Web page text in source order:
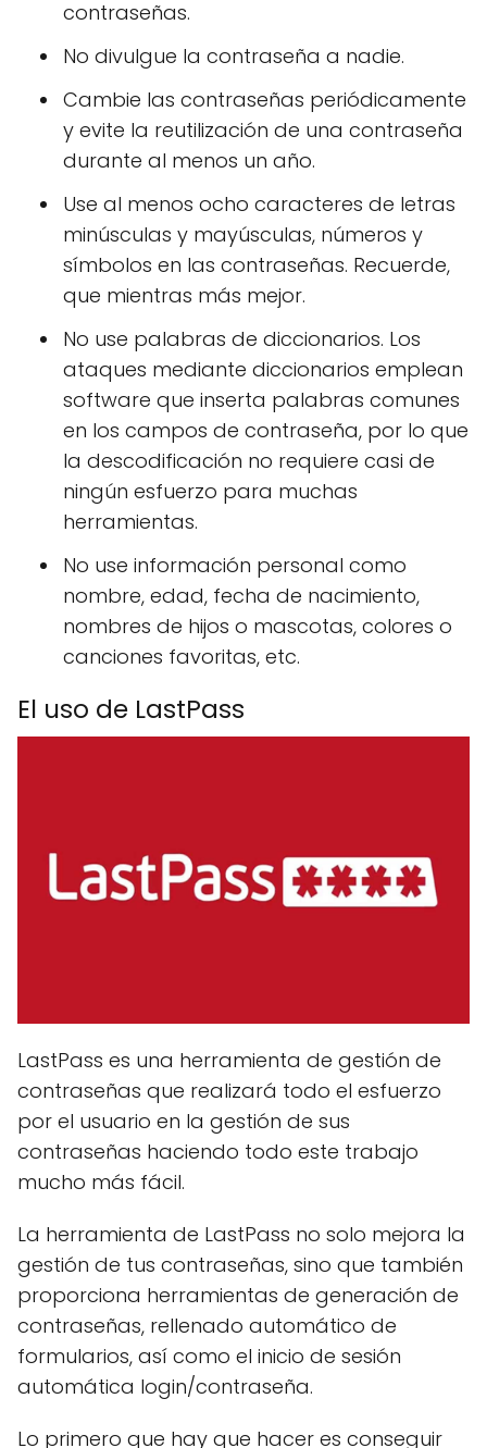
contraseñas.
No divulgue la contraseña a nadie.
Cambie las contraseñas periódicamente
y evite la reutilización de una contraseña
durante al menos un año.
Use al menos ocho caracteres de letras
minúsculas y mayúsculas, números y
símbolos en las contraseñas. Recuerde,
que mientras más mejor.
No use palabras de diccionarios. Los
ataques mediante diccionarios emplean
software que inserta palabras comunes
en los campos de contraseña, por lo que
la descodificación no requiere casi de
ningún esfuerzo para muchas
herramientas.
No use información personal como
nombre, edad, fecha de nacimiento,
nombres de hijos o mascotas, colores o
canciones favoritas, etc.
El uso de LastPass
LastPass es una herramienta de gestión de
contraseñas que realizará todo el esfuerzo
por el usuario en la gestión de sus
contraseñas haciendo todo este trabajo
mucho más fácil.
La herramienta de LastPass no solo mejora la
gestión de tus contraseñas, sino que también
proporciona herramientas de generación de
contraseñas, rellenado automático de
formularios, así como el inicio de sesión
automática login/contraseña.
Lo primero que hay que hacer es conseguir